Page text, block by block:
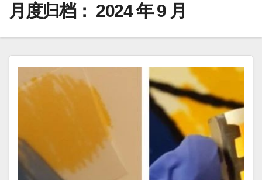
月度归档： 2024 年 9 月